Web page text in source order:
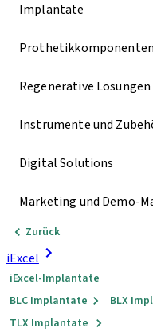
Implantate
Prothetikkomponenten
Regenerative Lösungen
Instrumente und
Digital Solutions
Marketing und Demo-
Zurück
iExcel
iExcel-Implantate
BLC Implantate
BLX
TLX Implantate